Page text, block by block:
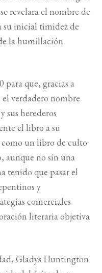
revelara el nombre de
su inicial timidez de
la humillación
para que, gracias a
el verdadero nombre
sus herederos
el libro a su
como un libro de culto
aunque no sin una
tenido que pasar el
y
comerciales
literaria objetiva
Gladys Huntington